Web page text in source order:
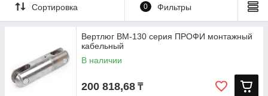
Сортировка 0 Фильтры
Вертлюг ВМ-130 серия ПРОФИ монтажный
кабельный
В наличии
200 818,68 ₸